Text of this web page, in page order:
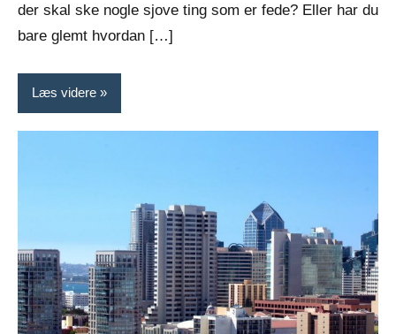
der skal ske nogle sjove ting som er fede? Eller har du
bare glemt hvordan […]
Læs videre